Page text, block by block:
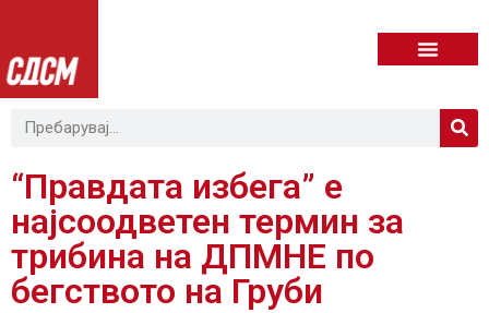
“Правдата избега” е
најсоодветен термин за
трибина на ДПМНЕ по
бегството на Груби